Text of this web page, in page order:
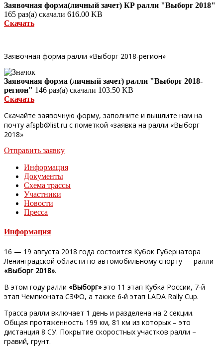
Заявочная форма(личный зачет) КР ралли "Выборг 2018"
165 раз(а) скачали 616.00 KB
Скачать
Заявочная форма ралли «Выборг 2018-регион»
Заявочная форма (личный зачет) ралли "Выборг 2018-
регион" 146 раз(а) скачали 103.50 KB
Скачать
Скачайте заявочную форму, заполните и вышлите нам на
почту afspb@list.ru с пометкой «заявка на ралли «Выборг
2018»
Отправить заявку
Информация
Документы
Схема трассы
Участники
Новости
Пресса
Информация
16 — 19 августа 2018 года состоится Кубок Губернатора
Ленинградской области по автомобильному спорту — ралли
«Выборг 2018».
В этом году ралли «Выборг» это 11 этап Кубка России, 7-й
этап Чемпионата СЗФО, а также 6-й этап LADA Rally Cup.
Трасса ралли включает 1 день и разделена на 2 секции.
Общая протяженность 199 км, 81 км из которых – это
дистанция 8 СУ. Покрытие скоростных участков ралли –
гравий, грунт.